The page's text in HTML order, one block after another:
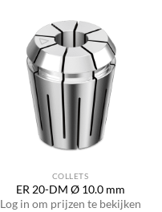
COLLETS
ER 20-DM Ø 10.0 mm
Log in om prijzen te bekijken